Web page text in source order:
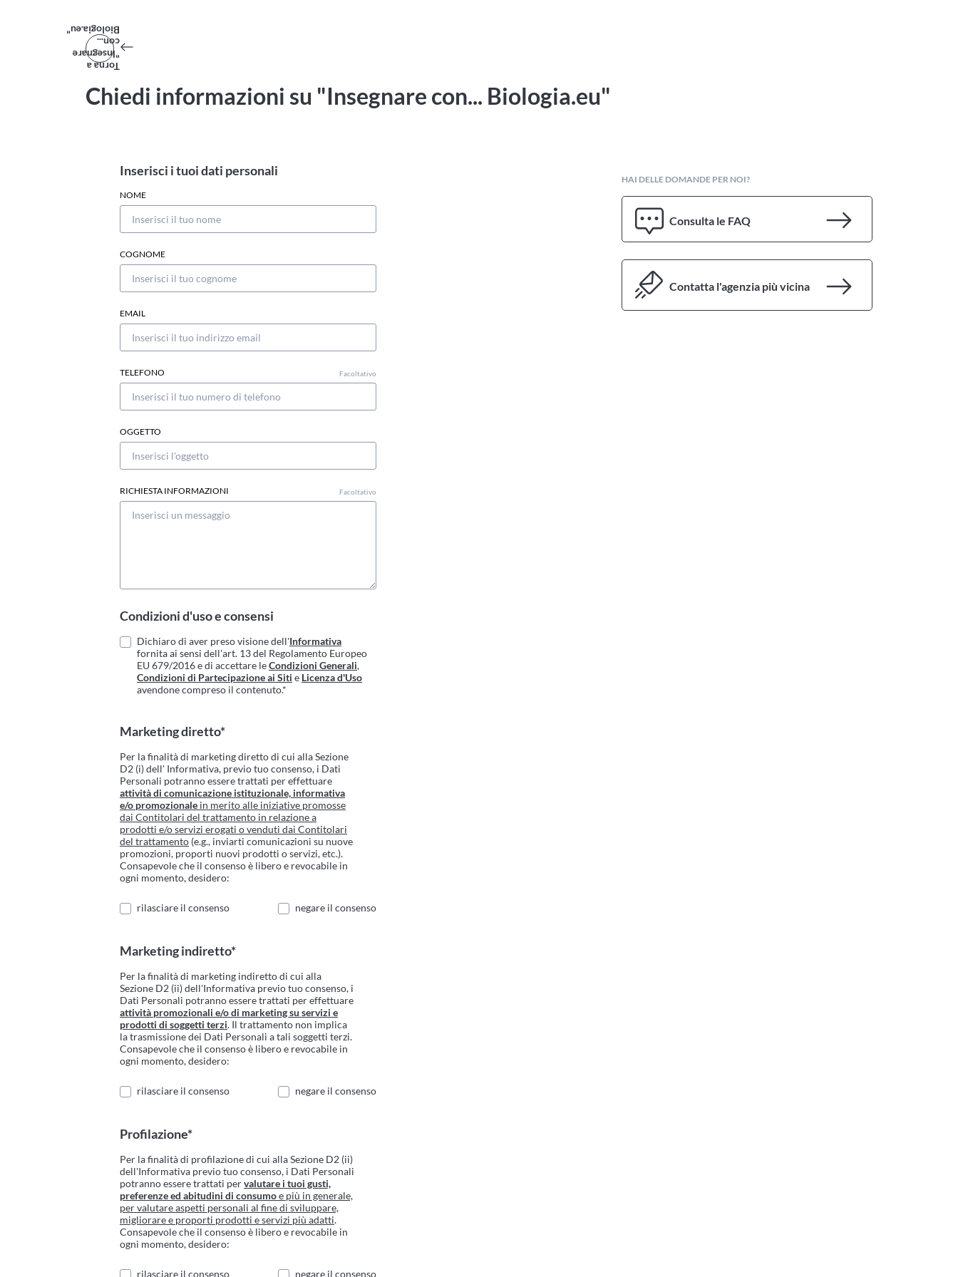
Torna a
"Insegnare
con...
Biologia.eu"
Chiedi informazioni su "Insegnare con... Biologia.eu"
Inserisci i tuoi dati personali
NOME
COGNOME
EMAIL
TELEFONO Facoltativo
OGGETTO
RICHIESTA INFORMAZIONI Facoltativo
Condizioni d'uso e consensi
Dichiaro di aver preso visione dell'Informativa
fornita ai sensi dell'art. 13 del Regolamento Europeo
EU 679/2016 e di accettare leCondizioni Generali,
Condizioni di Partecipazione ai Siti e Licenza d'Uso
avendone compreso il contenuto.*
Marketing diretto*
Per la finalità di marketing diretto di cui alla Sezione
D2 (i) dell' Informativa, previo tuo consenso, i Dati
Personali potranno essere trattati per effettuare
attività di comunicazione istituzionale, informativa
e/o promozionale in merito alle iniziative promosse
dai Contitolari del trattamento in relazione a
prodotti e/o servizi erogati o venduti dai Contitolari
del trattamento (e.g., inviarti comunicazioni su nuove
promozioni, proporti nuovi prodotti o servizi, etc.).
Consapevole che il consenso è libero e revocabile in
ogni momento, desidero:
rilasciare il consenso negare il consenso
Marketing indiretto*
Per la finalità di marketing indiretto di cui alla
Sezione D2 (ii) dell'Informativa previo tuo consenso, i
Dati Personali potranno essere trattati per effettuare
attività promozionali e/o di marketing su servizi e
prodotti di soggetti terzi. Il trattamento non implica
la trasmissione dei Dati Personali a tali soggetti terzi.
Consapevole che il consenso è libero e revocabile in
ogni momento, desidero:
rilasciare il consenso negare il consenso
Profilazione*
Per la finalità di profilazione di cui alla Sezione D2 (ii)
dell'Informativa previo tuo consenso, i Dati Personali
potranno essere trattati pervalutare i tuoi gusti,
preferenze ed abitudini di consumoe più in generale,
per valutare aspetti personali al fine di sviluppare,
migliorare e proporti prodotti e servizi più adatti.
Consapevole che il consenso è libero e revocabile in
ogni momento, desidero:
rilasciare il consenso negare il consenso
HAI DELLE DOMANDE PER NOI?
Consulta le FAQ
Contatta l'agenzia più vicina